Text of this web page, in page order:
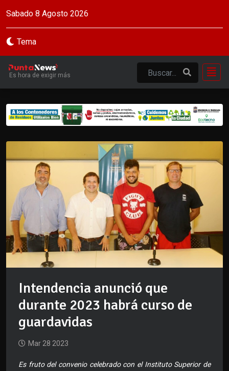
Sabado 8 Agosto 2026
Tema
Es hora de exigir más
Intendencia anunció que
durante 2023 habrá curso de
guardavidas
Mar 28 2023
Es fruto del convenio celebrado con el Instituto Superior de